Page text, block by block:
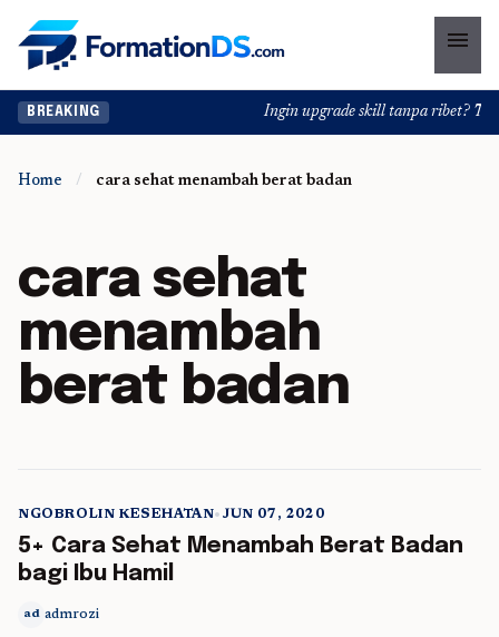
menu
BREAKING Ingin upgrade skill tanpa ribet?
Home / cara sehat menambah berat badan
cara sehat
menambah
berat badan
5 min read
NGOBROLIN KESEHATAN• JUN 07, 2020
5+ Cara Sehat Menambah Berat Badan
bagi Ibu Hamil
ad admrozi